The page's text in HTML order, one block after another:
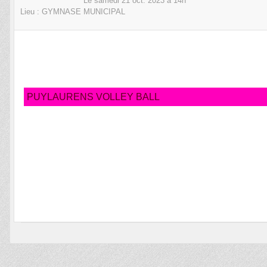
Lieu : GYMNASE MUNICIPAL
PUYLAURENS VOLLEY BALL